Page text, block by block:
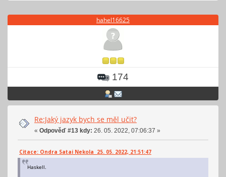
hahel16625
174
Re:Jaký jazyk bych se měl učit?
« Odpověď #13 kdy: 26. 05. 2022, 07:06:37 »
Citace: Ondra Satai Nekola 25. 05. 2022, 21:51:47
Haskell.